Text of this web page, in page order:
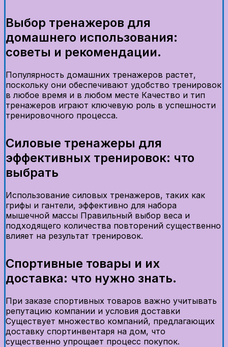
Выбор тренажеров для
домашнего использования:
советы и рекомендации.
Популярность домашних тренажеров растет,
поскольку они обеспечивают удобство тренировок
в любое время и в любом месте Качество и тип
тренажеров играют ключевую роль в успешности
тренировочного процесса.
Силовые тренажеры для
эффективных тренировок: что
выбрать
Использование силовых тренажеров, таких как
грифы и гантели, эффективно для набора
мышечной массы Правильный выбор веса и
подходящего количества повторений существенно
влияет на результат тренировок.
Спортивные товары и их
доставка: что нужно знать.
При заказе спортивных товаров важно учитывать
репутацию компании и условия доставки
Существует множество компаний, предлагающих
доставку спортинвентаря на дом, что
существенно упрощает процесс покупок.